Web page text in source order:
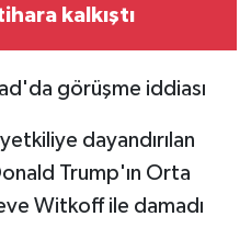
kalkıştı
görüşme iddiası
dayandırılan
Trump'ın Orta
Witkoff ile damadı